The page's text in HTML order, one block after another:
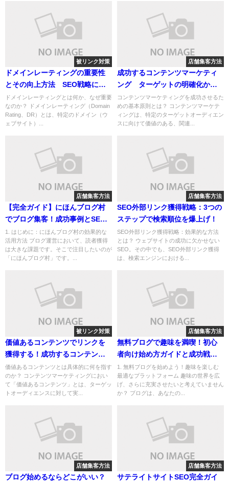
被リンク対策
ドメインレーティングの重要性
とその向上方法 SEO戦略に活
かすためのガイド
ドメインレーティングとは何か、なぜ重要
なのか？ ドメインレーティング（Domain
Rating、DR）とは、特定のドメイン（ウ
ェブサイト）...
店舗集客方法
成功するコンテンツマーケティ
ング ターゲットの明確化から
SEO活用、効果測定までの完全
ガイド
コンテンツマーケティングを成功させるた
めの基本原則とは？ コンテンツマーケテ
ィングは、特定のターゲットオーディエン
スに向けて価値のある、関連...
店舗集客方法
【完全ガイド】にほんブログ村
でブログ集客！成功事例とSEO
対策
1. はじめに：にほんブログ村の効果的な
活用方法 ブログ運営において、読者獲得
は大きな課題です。そこで注目したいのが
「にほんブログ村」です。...
店舗集客方法
SEO外部リンク獲得戦略：3つの
ステップで検索順位を爆上げ！
SEO外部リンク獲得戦略：効果的な方法
とは？ ウェブサイトの成功に欠かせない
SEO。その中でも、SEO外部リンク獲得
は、検索エンジンにおける...
被リンク対策
価値あるコンテンツでリンクを
獲得する！成功するコンテンツ
マーケティングの戦略と事例
価値あるコンテンツとは具体的に何を指す
のか？ コンテンツマーケティングにおい
て「価値あるコンテンツ」とは、ターゲッ
トオーディエンスに対して実...
店舗集客方法
無料ブログで趣味を満喫！初心
者向け始め方ガイドと成功戦略
３選
1. 無料ブログを始めよう！趣味を楽しむ
最適なプラットフォーム 趣味の世界を広
げ、さらに充実させたいと考えていません
か？ ブログは、あなたの...
店舗集客方法
ブログ始めるならどこがいい？
店舗集客方法
サテライトサイトSEO完全ガイ